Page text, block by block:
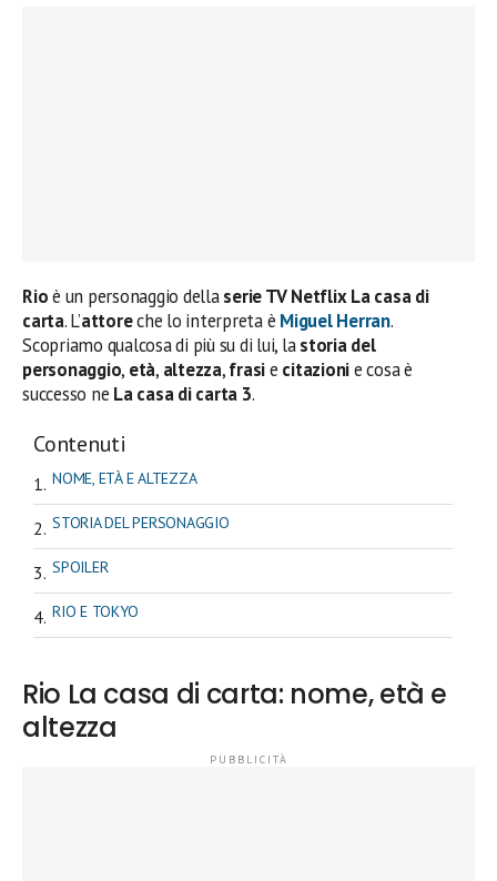
Rioè un personaggio dellaserie TV Netflix La casa di
carta. L’attoreche lo interpreta è Miguel Herran.
Scopriamo qualcosa di più su di lui, lastoria del
personaggio, età, altezza,frasie citazionie cosa è
successo ne La casa di carta 3.
Contenuti
NOME, ETÀ E ALTEZZA
STORIA DEL PERSONAGGIO
SPOILER
RIO E TOKYO
Rio La casa di carta: nome, età e
altezza